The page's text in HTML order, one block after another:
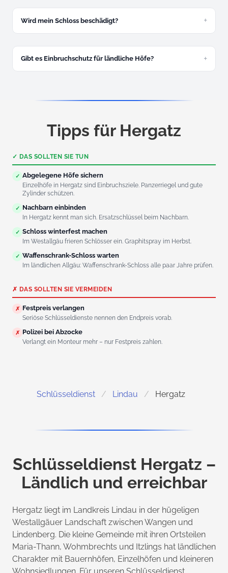
Wird mein Schloss beschädigt?
Gibt es Einbruchschutz für ländliche Höfe?
Tipps für Hergatz
✓ DAS SOLLTEN SIE TUN
✓ Abgelegene Höfe sichern
Einzelhöfe in Hergatz sind Einbruchsziele. Panzerriegel und gute
Zylinder schützen.
✓ Nachbarn einbinden
In Hergatz kennt man sich. Ersatzschlüssel beim Nachbarn.
✓ Schloss winterfest machen
Im Westallgäu frieren Schlösser ein. Graphitspray im Herbst.
✓ Waffenschrank-Schloss warten
Im ländlichen Allgäu: Waffenschrank-Schloss alle paar Jahre prüfen.
✗ DAS SOLLTEN SIE VERMEIDEN
✗ Festpreis verlangen
Seriöse Schlüsseldienste nennen den Endpreis vorab.
✗ Polizei bei Abzocke
Verlangt ein Monteur mehr – nur Festpreis zahlen.
Schlüsseldienst Lindau Hergatz
Schlüsseldienst Hergatz –
Ländlich und erreichbar
Hergatz liegt im Landkreis Lindau in der hügeligen
Westallgäuer Landschaft zwischen Wangen und
Lindenberg. Die kleine Gemeinde mit ihren Ortsteilen
Maria-Thann, Wohmbrechts und Itzlings hat ländlichen
Charakter mit Bauernhöfen, Einzelhöfen und kleineren